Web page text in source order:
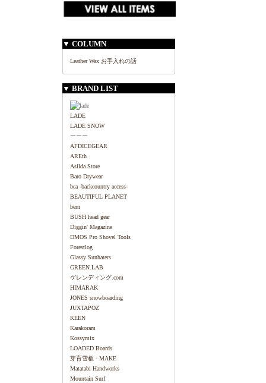
▼ COLUMN
Leather Wax お手入れの話
▼ BRAND LIST
LADE
LADE SNOW
ーーー
AFDICEGEAR
AREth
Asilda Store
Baro Drywear
bca -backcountry access-
BEAUTIFUL PLANET
bern
BUSH head gear
Diggin' Magazine
DMOS Pro Shovel Tools
Forestlog
Glassy Sunhaters
GREEN.LAB
ゲレンディング.com
HIMARAK
JONES snowboarding
JUXTAPOZ
KEEN
Karakoram
Kossymix
LOADED Boards
芽育雪板 - MAKE
Matatabi Handworks
Mountain Surf